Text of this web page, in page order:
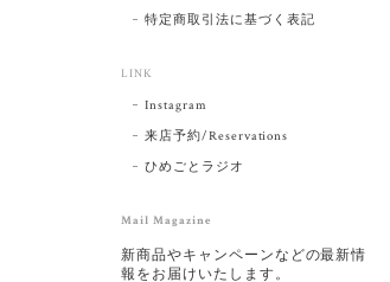
特定商取引法に基づく表記
LINK
Instagram
来店予約/Reservations
ひめごとラジオ
Mail Magazine
新商品やキャンペーンなどの最新情
報をお届けいたします。